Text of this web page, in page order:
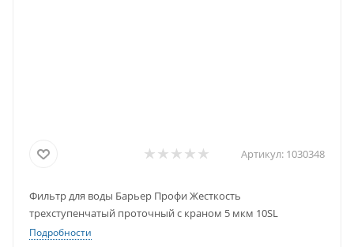
Артикул: 1030348
Фильтр для воды Барьер Профи Жесткость
трехступенчатый проточный с краном 5 мкм 10SL
Подробности